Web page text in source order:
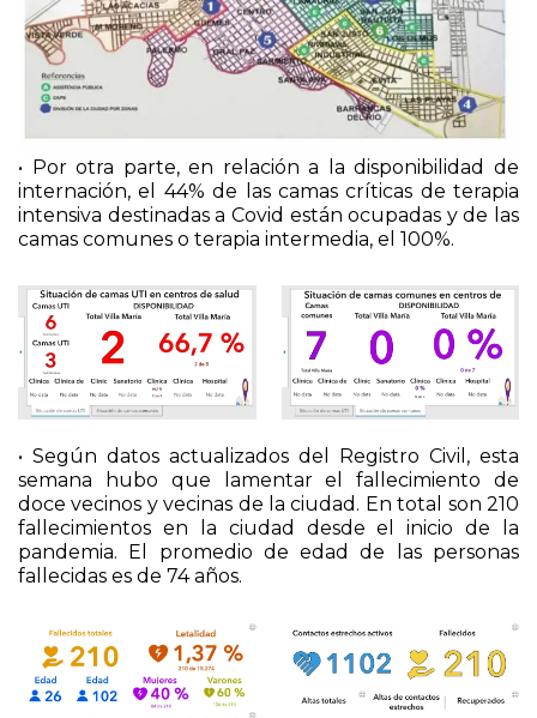
• Por otra parte, en relación a la disponibilidad de
internación, el 44% de las camas críticas de terapia
intensiva destinadas a Covid están ocupadas y de las
camas comunes o terapia intermedia, el 100%.
• Según datos actualizados del Registro Civil, esta
semana hubo que lamentar el fallecimiento de
doce vecinos y vecinas de la ciudad. En total son 210
fallecimientos en la ciudad desde el inicio de la
pandemia. El promedio de edad de las personas
fallecidas es de 74 años.